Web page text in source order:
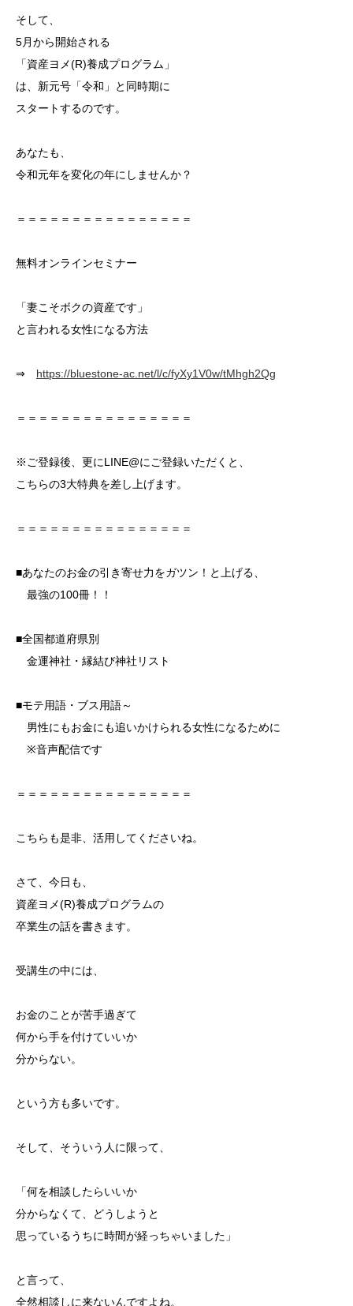
そして、
5月から開始される
「資産ヨメ(R)養成プログラム」
は、新元号「令和」と同時期に
スタートするのです。
あなたも、
令和元年を変化の年にしませんか？
＝＝＝＝＝＝＝＝＝＝＝＝＝＝＝＝
無料オンラインセミナー
「妻こそボクの資産です」
と言われる女性になる方法
⇒ https://bluestone-ac.net/l/c/fyXy1V0w/tMhgh2Qg
＝＝＝＝＝＝＝＝＝＝＝＝＝＝＝＝
※ご登録後、更にLINE@にご登録いただくと、
こちらの3大特典を差し上げます。
＝＝＝＝＝＝＝＝＝＝＝＝＝＝＝＝
■あなたのお金の引き寄せ力をガツン！と上げる、
最強の100冊！！
■全国都道府県別
金運神社・縁結び神社リスト
■モテ用語・ブス用語～
男性にもお金にも追いかけられる女性になるために
※音声配信です
＝＝＝＝＝＝＝＝＝＝＝＝＝＝＝＝
こちらも是非、活用してくださいね。
さて、今日も、
資産ヨメ(R)養成プログラムの
卒業生の話を書きます。
受講生の中には、
お金のことが苦手過ぎて
何から手を付けていいか
分からない。
という方も多いです。
そして、そういう人に限って、
「何を相談したらいいか
分からなくて、どうしようと
思っているうちに時間が経っちゃいました」
と言って、
全然相談しに来ないんですよね。